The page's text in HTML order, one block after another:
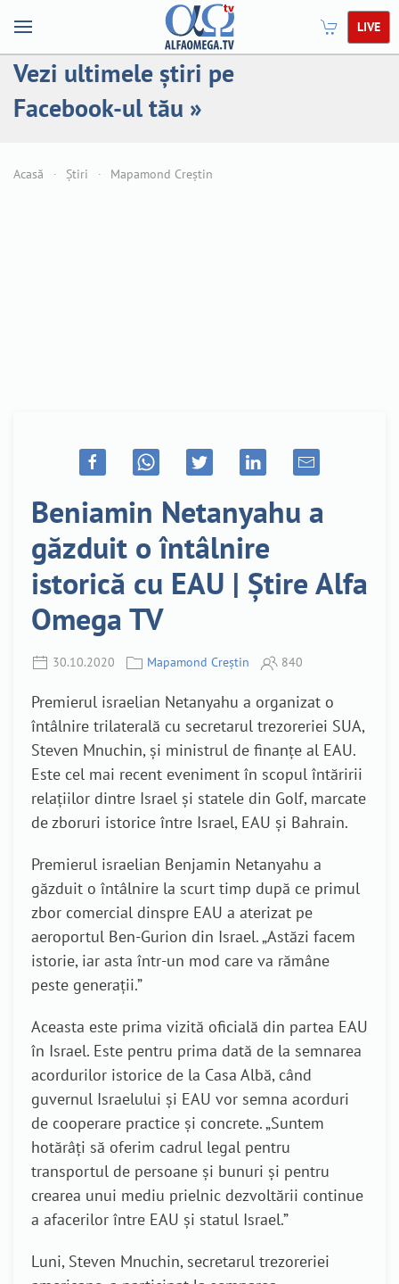
LIVE
Vezi ultimele știri pe
Facebook-ul tău »
Acasă Știri Mapamond Creștin
Beniamin Netanyahu a
găzduit o întâlnire
istorică cu EAU | Știre Alfa
Omega TV
30.10.2020 Mapamond Creștin 840
Premierul israelian Netanyahu a organizat o
întâlnire trilaterală cu secretarul trezoreriei SUA,
Steven Mnuchin, și ministrul de finanțe al EAU.
Este cel mai recent eveniment în scopul întăririi
relațiilor dintre Israel și statele din Golf, marcate
de zboruri istorice între Israel, EAU și Bahrain.
Premierul israelian Benjamin Netanyahu a
găzduit o întâlnire la scurt timp după ce primul
zbor comercial dinspre EAU a aterizat pe
aeroportul Ben-Gurion din Israel. „Astăzi facem
istorie, iar asta într-un mod care va rămâne
peste generații.”
Aceasta este prima vizită oficială din partea EAU
în Israel. Este pentru prima dată de la semnarea
acordurilor istorice de la Casa Albă, când
guvernul Israelului și EAU vor semna acorduri
de cooperare practice și concrete. „Suntem
hotărâți să oferim cadrul legal pentru
transportul de persoane și bunuri și pentru
crearea unui mediu prielnic dezvoltării continue
a afacerilor între EAU și statul Israel.”
Luni, Steven Mnuchin, secretarul trezoreriei